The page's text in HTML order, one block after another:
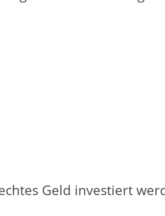
Geld investiert